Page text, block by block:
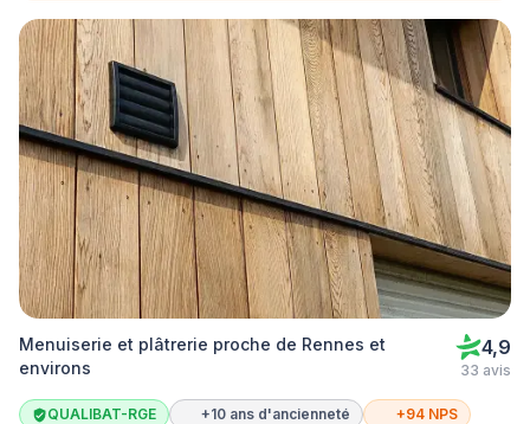
Menuiserie et plâtrerie proche de Rennes et
environs
4,9
33 avis
QUALIBAT-RGE +10 ans d'ancienneté +94 NPS